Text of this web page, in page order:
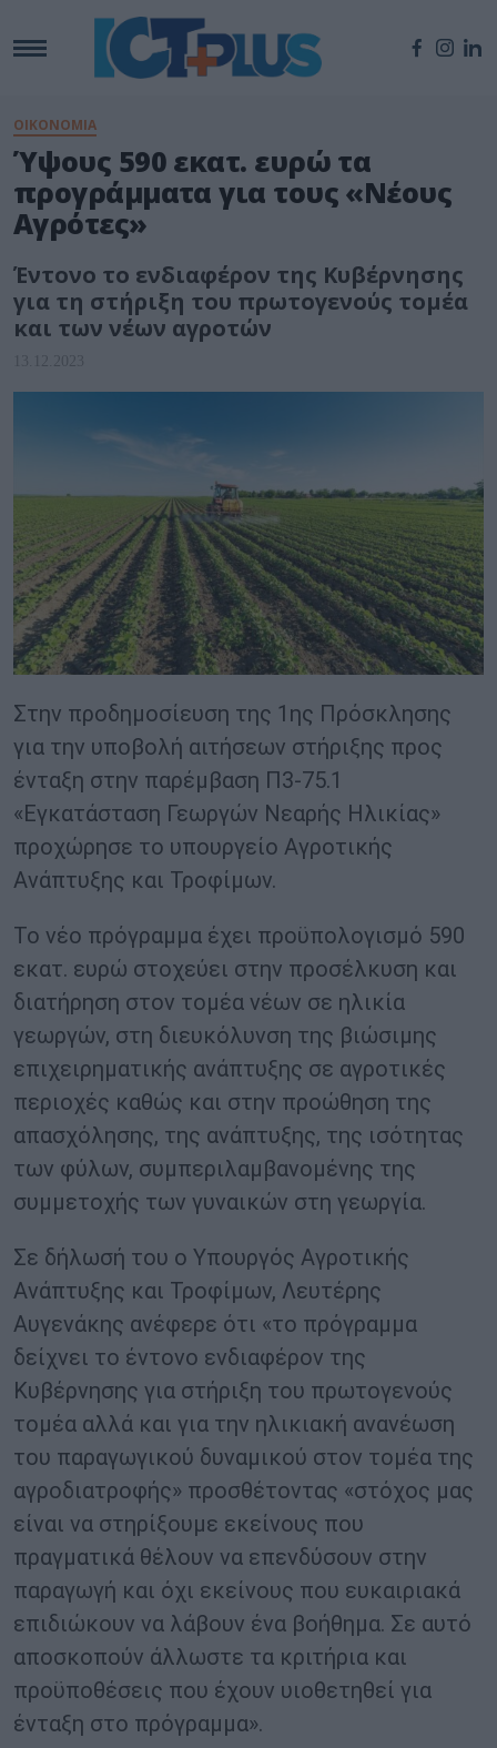
ΟΙΚΟΝΟΜΙΑ
Ύψους 590 εκατ. ευρώ τα
προγράμματα για τους «Νέους
Αγρότες»
Έντονο το ενδιαφέρον της Κυβέρνησης
για τη στήριξη του πρωτογενούς τομέα
και των νέων αγροτών
13.12.2023
Στην προδημοσίευση της 1ης Πρόσκλησης
για την υποβολή αιτήσεων στήριξης προς
ένταξη στην παρέμβαση Π3-75.1
«Εγκατάσταση Γεωργών Νεαρής Ηλικίας»
προχώρησε το υπουργείο Αγροτικής
Ανάπτυξης και Τροφίμων.
Το νέο πρόγραμμα έχει προϋπολογισμό 590
εκατ. ευρώ στοχεύει στην προσέλκυση και
διατήρηση στον τομέα νέων σε ηλικία
γεωργών, στη διευκόλυνση της βιώσιμης
επιχειρηματικής ανάπτυξης σε αγροτικές
περιοχές καθώς και στην προώθηση της
απασχόλησης, της ανάπτυξης, της ισότητας
των φύλων, συμπεριλαμβανομένης της
συμμετοχής των γυναικών στη γεωργία.
Σε δήλωσή του ο Υπουργός Αγροτικής
Ανάπτυξης και Τροφίμων, Λευτέρης
Αυγενάκης ανέφερε ότι «το πρόγραμμα
δείχνει το έντονο ενδιαφέρον της
Κυβέρνησης για στήριξη του πρωτογενούς
τομέα αλλά και για την ηλικιακή ανανέωση
του παραγωγικού δυναμικού στον τομέα της
αγροδιατροφής» προσθέτοντας «στόχος μας
είναι να στηρίξουμε εκείνους που
πραγματικά θέλουν να επενδύσουν στην
παραγωγή και όχι εκείνους που ευκαιριακά
επιδιώκουν να λάβουν ένα βοήθημα. Σε αυτό
αποσκοπούν άλλωστε τα κριτήρια και
προϋποθέσεις που έχουν υιοθετηθεί για
ένταξη στο πρόγραμμα».